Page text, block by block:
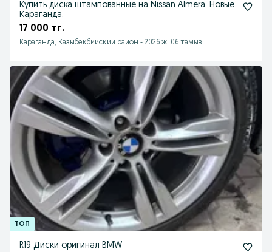
Купить диска штампованные на Nissan Almera. Новые.
Караганда.
17 000 тг.
Караганда, Казыбекбийский район - 2026 ж. 06 тамыз
R19 Диски оригинал BMW